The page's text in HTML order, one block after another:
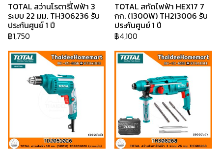
TOTAL สว่านโรตารี่ไฟฟ้า 3
ระบบ 22 มม. TH306236 รับ
ประกันศูนย์ 1 ปี
฿1,750
TOTAL สกัดไฟฟ้า HEX17 7
กก. (1300W) TH213006 รับ
ประกันศูนย์ 1 ปี
฿4,100